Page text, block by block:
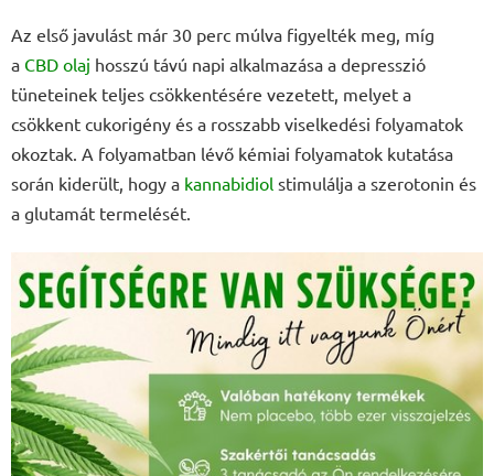
Az első javulást már 30 perc múlva figyelték meg, míg
a CBD olaj hosszú távú napi alkalmazása a depresszió
tüneteinek teljes csökkentésére vezetett, melyet a
csökkent cukorigény és a rosszabb viselkedési folyamatok
okoztak. A folyamatban lévő kémiai folyamatok kutatása
során kiderült, hogy a kannabidiol stimulálja a szerotonin és
a glutamát termelését.